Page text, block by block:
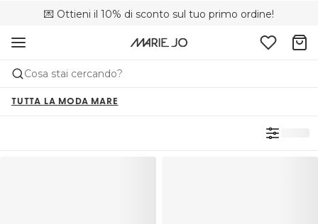
💌 Ottieni il 10% di sconto sul tuo primo ordine!
🚚 Consegna gratuita sopra i €75
📦 Resi gratuiti
Cosa stai cercando?
TUTTA LA MODA MARE